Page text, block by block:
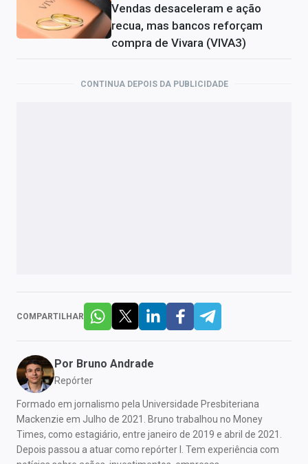
Vendas desaceleram e ação
recua, mas bancos reforçam
compra de Vivara (VIVA3)
CONTINUA DEPOIS DA PUBLICIDADE
COMPARTILHAR
Por Bruno Andrade
Repórter
Formado em jornalismo pela Universidade Presbiteriana
Mackenzie em Julho de 2021. Bruno trabalhou no Money
Times, como estagiário, entre janeiro de 2019 e abril de 2021.
Depois passou a atuar como repórter I. Tem experiência com